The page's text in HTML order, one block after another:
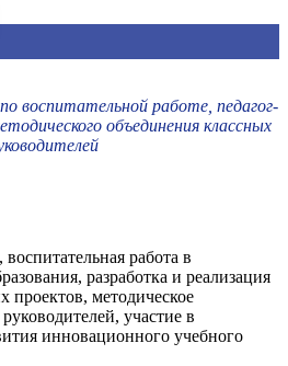
воспитательной работе, педагог-
объединения классных
работа в
разработка и реализация
проектов, методическое
участие в
инновационного учебного